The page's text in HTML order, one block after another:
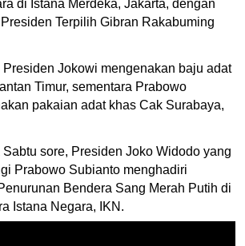
di Istana Merdeka, Jakarta, dengan
Terpilih Gibran Rakabuming
Presiden Jokowi mengenakan baju adat
Timur, sementara Prabowo
pakaian adat khas Cak Surabaya,
sore, Presiden Joko Widodo yang
Prabowo Subianto menghadiri
Bendera Sang Merah Putih di
Istana Negara, IKN.